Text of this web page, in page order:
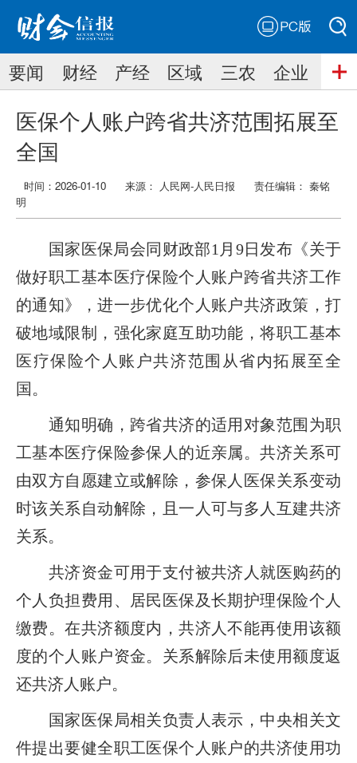
搜索
搜索
要闻 财经 产经 区域 三农 企业
医保个人账户跨省共济范围拓展至
全国
时间：2026-01-10 来源： 人民网-人民日报 责任编辑： 秦铭
明
国家医保局会同财政部1月9日发布《关于
做好职工基本医疗保险个人账户跨省共济工作
的通知》，进一步优化个人账户共济政策，打
破地域限制，强化家庭互助功能，将职工基本
医疗保险个人账户共济范围从省内拓展至全
国。
通知明确，跨省共济的适用对象范围为职
工基本医疗保险参保人的近亲属。共济关系可
由双方自愿建立或解除，参保人医保关系变动
时该关系自动解除，且一人可与多人互建共济
关系。
共济资金可用于支付被共济人就医购药的
个人负担费用、居民医保及长期护理保险个人
缴费。在共济额度内，共济人不能再使用该额
度的个人账户资金。关系解除后未使用额度返
还共济人账户。
国家医保局相关负责人表示，中央相关文
件提出要健全职工医保个人账户的共济使用功